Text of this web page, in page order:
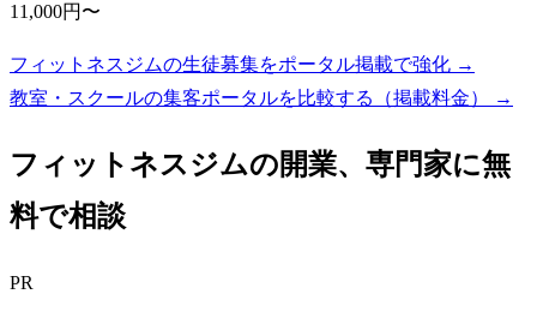
11,000円〜
フィットネスジムの生徒募集をポータル掲載で強化 →
教室・スクールの集客ポータルを比較する（掲載料金）
→
フィットネスジムの開業、専門家に無
料で相談
PR